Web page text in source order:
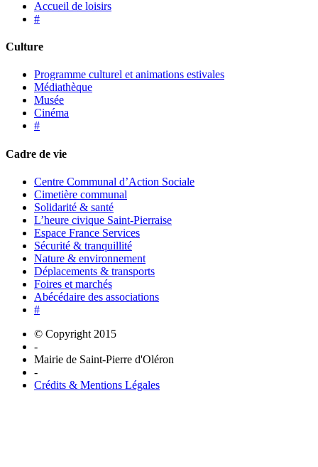
Accueil de loisirs
#
Culture
Programme culturel et animations estivales
Médiathèque
Musée
Cinéma
#
Cadre de vie
Centre Communal d’Action Sociale
Cimetière communal
Solidarité & santé
L’heure civique Saint-Pierraise
Espace France Services
Sécurité & tranquillité
Nature & environnement
Déplacements & transports
Foires et marchés
Abécédaire des associations
#
© Copyright 2015
-
Mairie de Saint-Pierre d'Oléron
-
Crédits & Mentions Légales